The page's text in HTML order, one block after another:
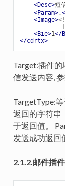
<Desc>短
<Param>,
<Image>
<Bie>1</
</cdrtx>
Target:插件
信发送内容,
TargetType:
返回的字符串
于返回值。
发送成功返回
2.1.2.邮件插件